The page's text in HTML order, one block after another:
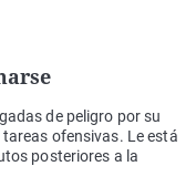
de peligro por su
ofensivas. Le está
posteriores a la